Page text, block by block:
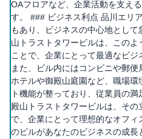
OAフロアなど、企業活動を支え
す。 ### ビジネス利点 品川エリ
もあり、ビジネスの中心地とし
山トラストタワービルは、この
ことで、企業にとって最適なビジ
また、ビル内にはコンビニや郵
ホテルや御殿山庭園など、職場
ト機能が整っており、従業員の
殿山トラストタワービルは、そ
で、企業にとって理想的なオフィ
のビルがあなたのビジネスの成